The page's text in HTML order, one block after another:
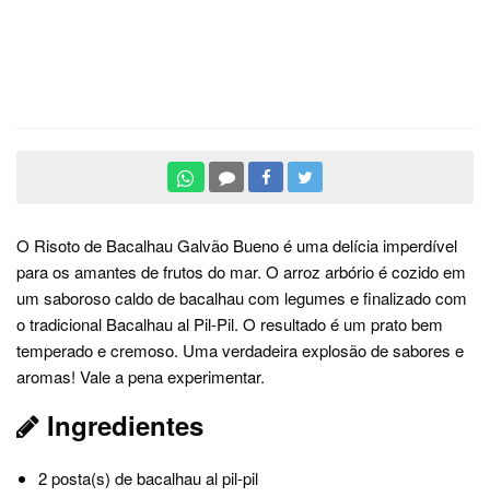
O Risoto de Bacalhau Galvão Bueno é uma delícia imperdível
para os amantes de frutos do mar. O arroz arbório é cozido em
um saboroso caldo de bacalhau com legumes e finalizado com
o tradicional Bacalhau al Pil-Pil. O resultado é um prato bem
temperado e cremoso. Uma verdadeira explosão de sabores e
aromas! Vale a pena experimentar.
Ingredientes
2 posta(s) de bacalhau al pil-pil